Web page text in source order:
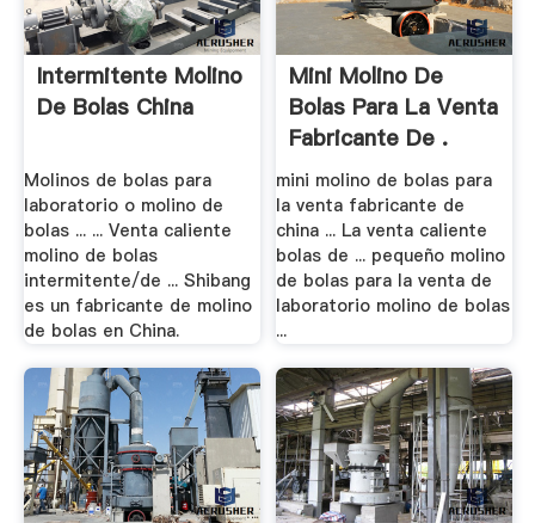
Intermitente Molino
De Bolas China
Molinos de bolas para
laboratorio o molino de
bolas ... ... Venta caliente
molino de bolas
intermitente/de ... Shibang
es un fabricante de molino
de bolas en China.
Mini Molino De
Bolas Para La Venta
Fabricante De .
mini molino de bolas para
la venta fabricante de
china ... La venta caliente
bolas de ... pequeño molino
de bolas para la venta de
laboratorio molino de bolas
...